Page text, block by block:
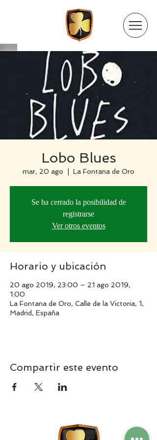
Lobo Blues
mar, 20 ago La Fontana de Oro
Se ha cerrado la posibilidad de
registrarse
Ver otros eventos
Horario y ubicación
20 ago 2019, 23:00 – 21 ago 2019,
1:00
La Fontana de Oro, Calle de la Victoria, 1,
Madrid, España
Compartir este evento